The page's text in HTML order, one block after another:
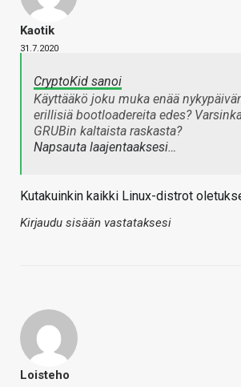
Kaotik
31.7.2020
CryptoKid sanoi
Käyttääkö joku muka enää
erillisiä bootloadereita edes?
GRUBin kaltaista raskasta?
Napsauta laajentaaksesi…
Kutakuinkin kaikki Linux-distrot
Kirjaudu sisään vastataksesi
Loisteho